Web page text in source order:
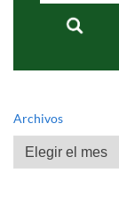
Archivos
Archivos